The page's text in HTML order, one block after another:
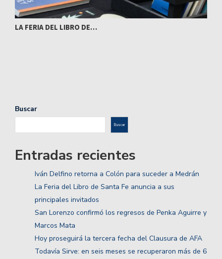
LA FERIA DEL LIBRO DE…
Buscar
Buscar
Entradas recientes
Iván Delfino retorna a Colón para suceder a Medrán
La Feria del Libro de Santa Fe anuncia a sus
principales invitados
San Lorenzo confirmó los regresos de Penka Aguirre y
Marcos Mata
Hoy proseguirá la tercera fecha del Clausura de AFA
Todavía Sirve: en seis meses se recuperaron más de 6